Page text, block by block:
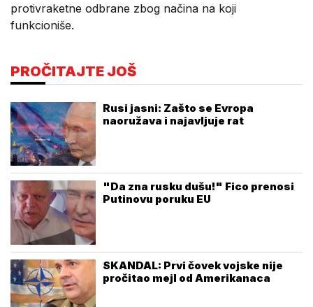
protivraketne odbrane zbog načina na koji
funkcioniše.
PROČITAJTE JOŠ
Rusi jasni: Zašto se Evropa
naoružava i najavljuje rat
"Da zna rusku dušu!" Fico prenosi
Putinovu poruku EU
SKANDAL: Prvi čovek vojske nije
pročitao mejl od Amerikanaca